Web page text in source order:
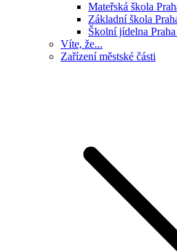
Mateřská škola
Základní škola
Školní jídelna
Víte, že...
Zařízení městské části